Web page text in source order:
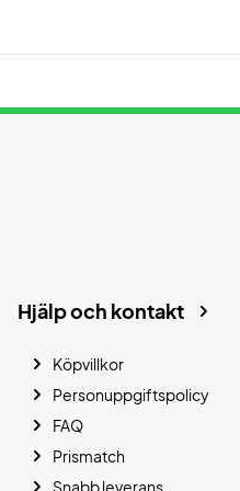
Hjälp och kontakt
Köpvillkor
Personuppgiftspolicy
FAQ
Prismatch
Snabb leverans